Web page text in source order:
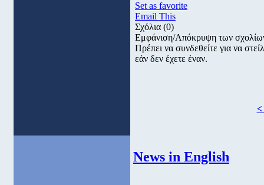
Set as favorite
Email This
Σχόλια (0)
Εμφάνιση/Απόκρυψη των
Πρέπει να συνδεθείτε για να
εάν δεν έχετε έναν.
<
News in English